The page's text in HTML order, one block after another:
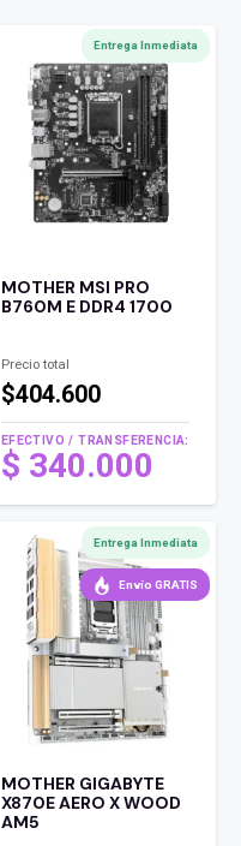
Entrega Inmediata
MOTHER MSI PRO
B760M E DDR4 1700
Precio total
$404.600
EFECTIVO / TRANSFERENCIA:
$ 340.000
Entrega Inmediata
Envío GRATIS
MOTHER GIGABYTE
X870E AERO X WOOD
AM5